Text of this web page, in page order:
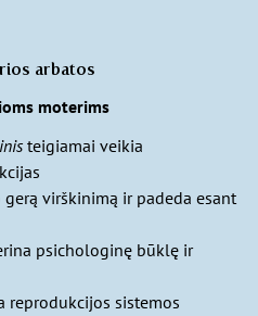
arbatos
moterims
teigiamai veikia
virškinimą ir padeda esant
psichologinę būklę ir
reprodukcijos sistemos